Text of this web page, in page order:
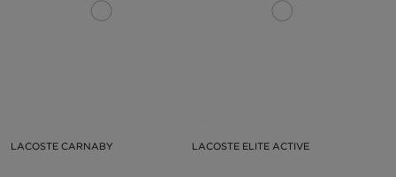
LACOSTE CARNABY LACOSTE ELITE ACTIVE